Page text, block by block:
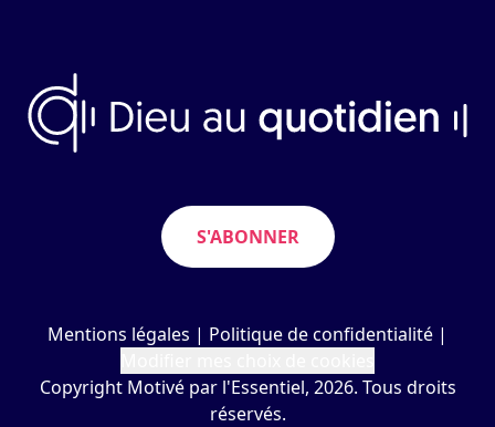
S'ABONNER
Mentions légales | Politique de confidentialité |
Copyright Motivé par l'Essentiel, 2026. Tous droits
réservés.